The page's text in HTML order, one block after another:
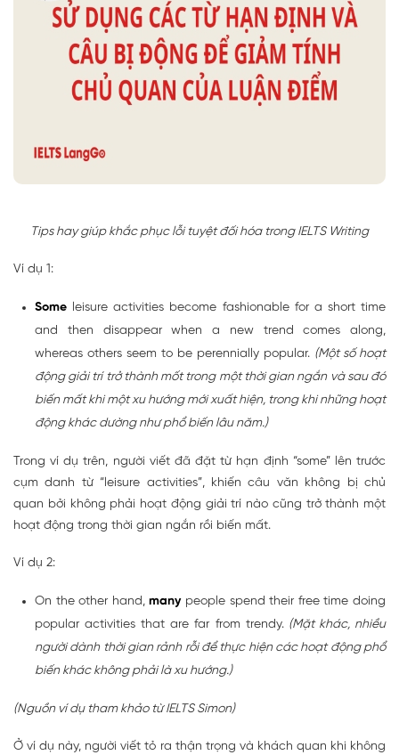
Tips hay giúp khắc phục lỗi tuyệt đối hóa trong IELTS Writing
Ví dụ 1:
Some leisure activities become fashionable for a short time
and then disappear when a new trend comes along,
whereas others seem to be perennially popular. (Một số hoạt
động giải trí trở thành mốt trong một thời gian ngắn và sau đó
biến mất khi một xu hướng mới xuất hiện, trong khi những hoạt
động khác dường như phổ biến lâu năm.)
Trong ví dụ trên, người viết đã đặt từ hạn định “some” lên trước
cụm danh từ “leisure activities”, khiến câu văn không bị chủ
quan bởi không phải hoạt động giải trí nào cũng trở thành một
hoạt động trong thời gian ngắn rồi biến mất.
Ví dụ 2:
On the other hand,manypeople spend their free time doing
popular activities that are far from trendy.(Mặt khác, nhiều
người dành thời gian rảnh rỗi để thực hiện các hoạt động phổ
biến khác không phải là xu hướng.)
(Nguồn ví dụ tham khảo từ IELTS Simon)
Ở ví dụ này, người viết tỏ ra thận trọng và khách quan khi không